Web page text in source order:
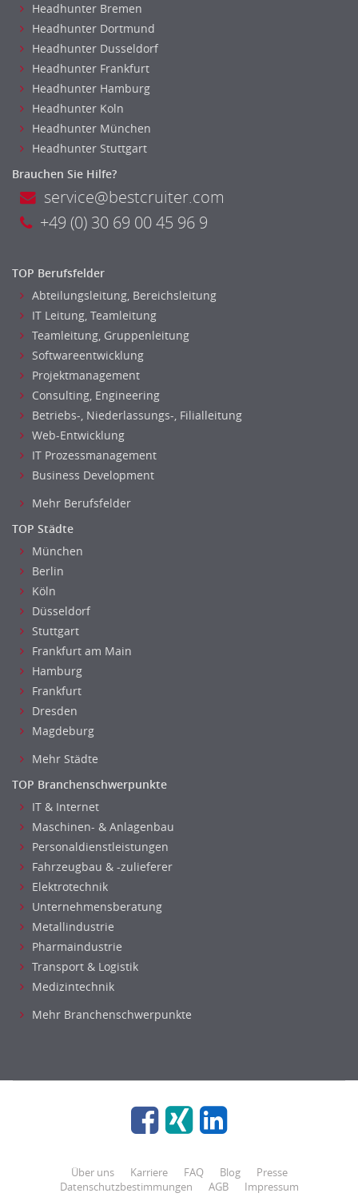
Headhunter Bremen
Headhunter Dortmund
Headhunter Dusseldorf
Headhunter Frankfurt
Headhunter Hamburg
Headhunter Koln
Headhunter München
Headhunter Stuttgart
Brauchen Sie Hilfe?
service@bestcruiter.com
+49 (0) 30 69 00 45 96 9
TOP Berufsfelder
Abteilungsleitung, Bereichsleitung
IT Leitung, Teamleitung
Teamleitung, Gruppenleitung
Softwareentwicklung
Projektmanagement
Consulting, Engineering
Betriebs-, Niederlassungs-, Filialleitung
Web-Entwicklung
IT Prozessmanagement
Business Development
Mehr Berufsfelder
TOP Städte
München
Berlin
Köln
Düsseldorf
Stuttgart
Frankfurt am Main
Hamburg
Frankfurt
Dresden
Magdeburg
Mehr Städte
TOP Branchenschwerpunkte
IT & Internet
Maschinen- & Anlagenbau
Personaldienstleistungen
Fahrzeugbau & -zulieferer
Elektrotechnik
Unternehmensberatung
Metallindustrie
Pharmaindustrie
Transport & Logistik
Medizintechnik
Mehr Branchenschwerpunkte
Über uns Karriere FAQ Blog
Presse
Datenschutzbestimmungen
AGB Impressum